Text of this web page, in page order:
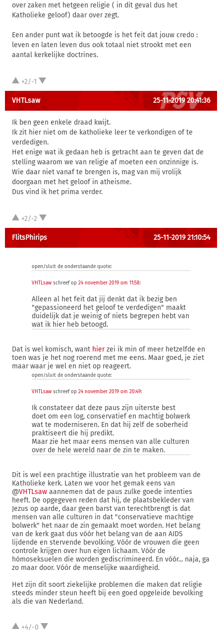
over zaken met hetgeen religie ( in dit geval dus het
Katholieke geloof) daar over zegt.
Een ander punt wat ik betoogde is het feit dat jouw credo :
leven en laten leven dus ook totaal niet strookt met een
aantal kerkelijke doctrines.
+2/-1
VHTLsaw 25-11-2019 20:41:36
Ik ben geen enkele draad kwijt.
Ik zit hier niet om de katholieke leer te verkondigen of te
verdedigen.
Het enige wat ik gedaan heb is getracht aan te geven dat de
stelling waarom we van religie af moeten een onzinnige is.
Wie daar niet vanaf te brengen is, mag van mij vrolijk
doorgaan met het geloof in atheisme.
Dus vind ik het prima verder.
+2/-2
FlitsPhirips 25-11-2019 21:10:54
open/sluit de onderstaande quote:
VHTLsaw schreef op 24 november 2019 om 11:58:
Alleen al het feit dat jij denkt dat ik bezig ben
"gepassioneerd het geloof te verdedigen" maakt
duidelijk dat je weinig of niets begrepen hebt van
wat ik hier heb betoogd.
Dat is wel komisch, want hierzei ik min of meer hetzelfde en
toen was je het nog roerend met me eens. Maar goed, je ziet
maar waar je wel en niet op reageert.
open/sluit de onderstaande quote:
VHTLsaw schreef op 24 november 2019 om 20:49:
Ik constateer dat deze paus zijn uiterste best
doet om een log, conservatief en machtig bolwerk
wat te moderniseren. En dat hij zelf de soberheid
praktiseert die hij predikt.
Maar zie het maar eens mensen van alle culturen
over de hele wereld naar de zin te maken.
Dit is wel een prachtige illustratie van het probleem van de
Katholieke kerk. Laten we voor het gemak eens van
@VHTLsaw aannemen dat de paus zulke goede intenties
heeft. De opgegeven reden dat hij, de plaatsbekleder van
Jezus op aarde, daar geen barst van terechtbrengt is dat
mensen van alle culturen in dat "conservatieve machtige
bolwerk" het naar de zin gemaakt moet worden. Het belang
van de kerk gaat dus vóór het belang van de aan AIDS
lijdende en stervende bevolking. Vóór de vrouwen die geen
controle krijgen over hun eigen lichaam. Vóór de
hómoseksuelen die worden gediscrimineerd. En vóór... naja, ga
zo maar door. Vóór de menselijke waardigheid.
Het zijn dit soort ziekelijke problemen die maken dat religie
steeds minder steun heeft bij een goed opgeleide bevolking
als die van Nederland.
+4/-0